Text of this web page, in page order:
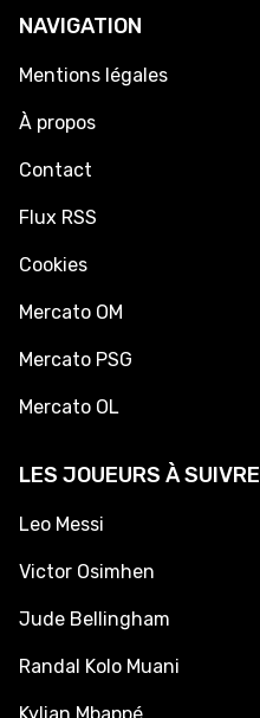
NAVIGATION
Mentions légales
À propos
Contact
Flux RSS
Cookies
Mercato OM
Mercato PSG
Mercato OL
LES JOUEURS À SUIVRE
Leo Messi
Victor Osimhen
Jude Bellingham
Randal Kolo Muani